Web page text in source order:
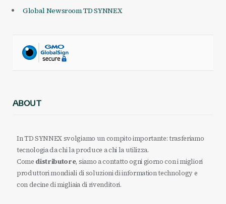
Global Newsroom TD SYNNEX
ABOUT
In TD SYNNEX svolgiamo un compito importante: trasferiamo
tecnologia da chi la produce a chi la utilizza.
Come distributore, siamo a contatto ogni giorno con i migliori
produttori mondiali di soluzioni di information technology e
con decine di migliaia di rivenditori.